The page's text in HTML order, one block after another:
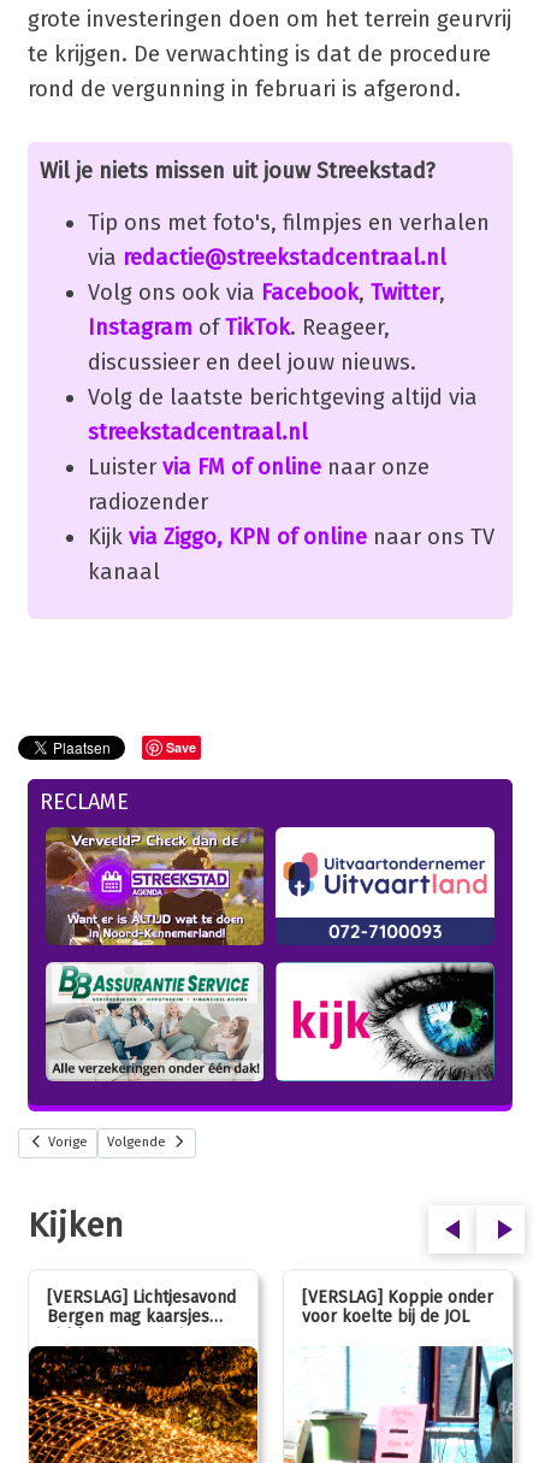
grote investeringen doen om het terrein geurvrij
te krijgen. De verwachting is dat de procedure
rond de vergunning in februari is afgerond.
Wil je niets missen uit jouw Streekstad?
Tip ons met foto's, filmpjes en verhalen
via redactie@streekstadcentraal.nl
Volg ons ook via Facebook, Twitter,
Instagram ofTikTok. Reageer,
discussieer en deel jouw nieuws.
Volg de laatste berichtgeving altijd via
streekstadcentraal.nl
Luister via FM of onlinenaar onze
radiozender
Kijk via Ziggo, KPN of onlinenaar ons TV
kanaal
Save
RECLAME
Vorige Volgende
Kijken
[VERSLAG] Lichtjesavond
Bergen mag kaarsjes
jubileum!
[VERSLAG] Koppie onder
voor koelte bij de JOL